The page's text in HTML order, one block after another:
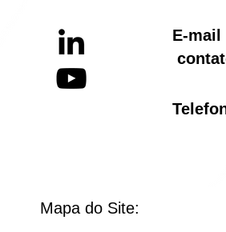
E-
Mapa do Site: